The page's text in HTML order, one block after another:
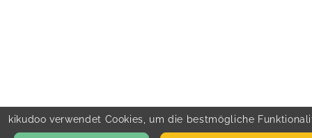
kikudoo verwendet Cookies, um die bestmögliche